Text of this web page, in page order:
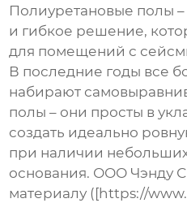
Полиуретановые полы –
и гибкое решение,
для помещений с
В последние годы все
набирают
полы – они просты в
создать идеально
при наличии
основания. ООО Чэнду
материалу ([https://